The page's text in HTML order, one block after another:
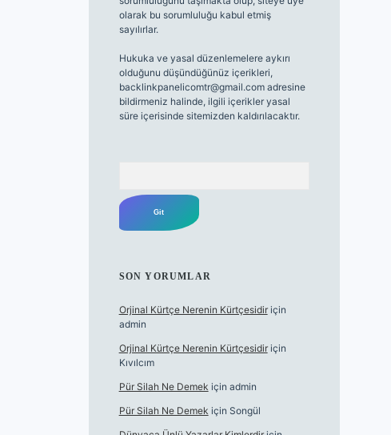
olarak bu sorumluluğu kabul etmiş
sayılırlar.
Hukuka ve yasal düzenlemelere aykırı
olduğunu düşündüğünüz içerikleri,
backlinkpanelicomtr@gmail.comadresine
bildirmeniz halinde, ilgili içerikler yasal
süre içerisinde sitemizden kaldırılacaktır.
SON YORUMLAR
Orjinal Kürtçe Nerenin Kürtçesidiriçin
admin
Orjinal Kürtçe Nerenin Kürtçesidiriçin
Kıvılcım
Pür Silah Ne Demek için admin
Pür Silah Ne Demek için Songül